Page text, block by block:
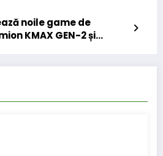
noile game de
KMAX GEN-2 și